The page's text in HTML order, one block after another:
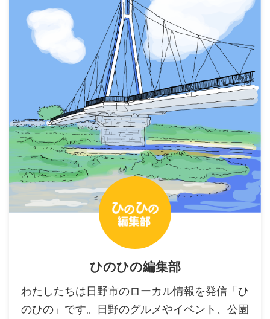
ひのひの編集部
わたしたちは日野市のローカル情報を発信「ひ
のひの」です。日野のグルメやイベント、公園